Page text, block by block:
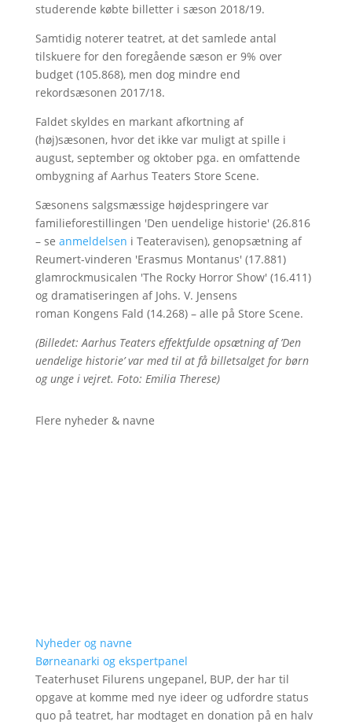
studerende købte billetter i sæson 2018/19.
Samtidig noterer teatret, at det samlede antal
tilskuere for den foregående sæson er 9% over
budget (105.868), men dog mindre end
rekordsæsonen 2017/18.
Faldet skyldes en markant afkortning af
(høj)sæsonen, hvor det ikke var muligt at spille i
august, september og oktober pga. en omfattende
ombygning af Aarhus Teaters Store Scene.
Sæsonens salgsmæssige højdespringere var
familieforestillingen 'Den uendelige historie' (26.816
– se anmeldelsen i Teateravisen), genopsætning af
Reumert-vinderen 'Erasmus Montanus' (17.881)
glamrockmusicalen 'The Rocky Horror Show' (16.411)
og dramatiseringen af Johs. V. Jensens
roman Kongens Fald (14.268) – alle på Store Scene.
(Billedet: Aarhus Teaters effektfulde opsætning af ’Den
uendelige historie’ var med til at få billetsalget for børn
og unge i vejret. Foto: Emilia Therese)
Flere nyheder & navne
Nyheder og navne
Børneanarki og ekspertpanel
Teaterhuset Filurens ungepanel, BUP, der har til
opgave at komme med nye ideer og udfordre status
quo på teatret, har modtaget en donation på en halv